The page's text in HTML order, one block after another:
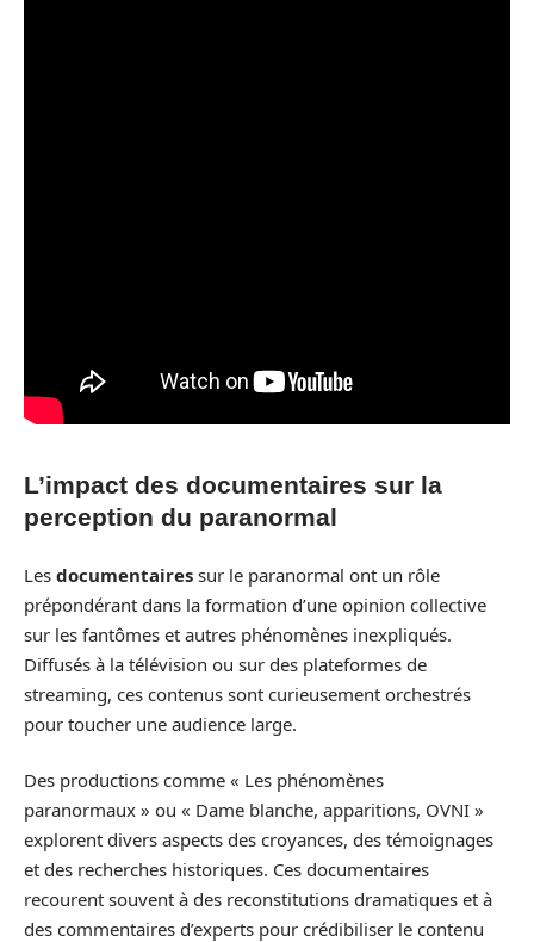
L’impact des documentaires sur la
perception du paranormal
Les documentaires sur le paranormal ont un rôle
prépondérant dans la formation d’une opinion collective
sur les fantômes et autres phénomènes inexpliqués.
Diffusés à la télévision ou sur des plateformes de
streaming, ces contenus sont curieusement orchestrés
pour toucher une audience large.
Des productions comme « Les phénomènes
paranormaux » ou « Dame blanche, apparitions, OVNI »
explorent divers aspects des croyances, des témoignages
et des recherches historiques. Ces documentaires
recourent souvent à des reconstitutions dramatiques et à
des commentaires d’experts pour crédibiliser le contenu